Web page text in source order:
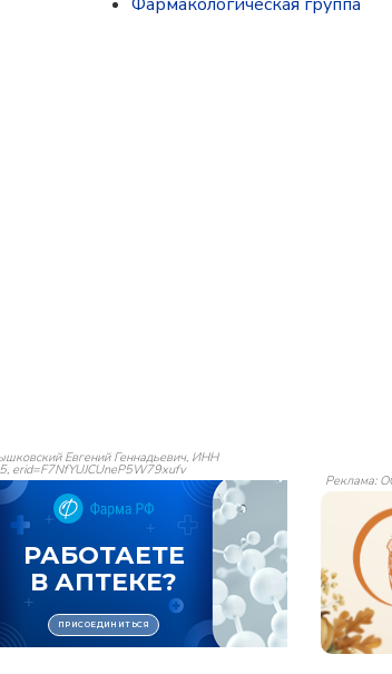
Евгений Геннадьевич, ИНН
erid=F7NfYUJCUneP5W79xufv
Реклама: